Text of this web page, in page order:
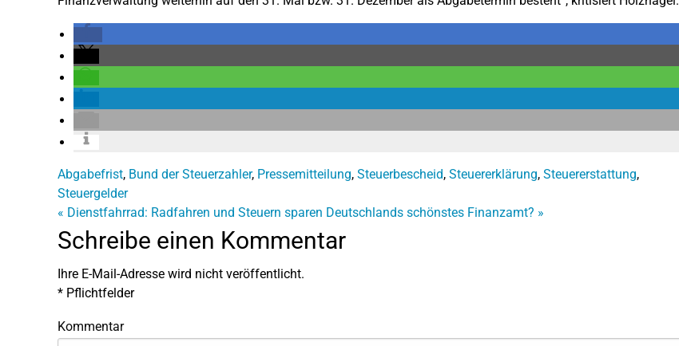
Abgabefrist, Bund der Steuerzahler, Pressemitteilung, Steuerbescheid, Steuererklärung, Steuererstattung,
Steuergelder
« Dienstfahrrad: Radfahren und Steuern sparen Deutschlands schönstes Finanzamt? »
Schreibe einen Kommentar
Ihre E-Mail-Adresse wird nicht veröffentlicht.
* Pflichtfelder
Kommentar